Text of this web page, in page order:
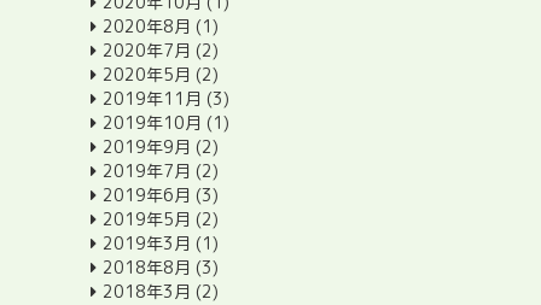
2020年8月 (1)
2020年7月 (2)
2020年5月 (2)
2019年11月 (3)
2019年10月 (1)
2019年9月 (2)
2019年7月 (2)
2019年6月 (3)
2019年5月 (2)
2019年3月 (1)
2018年8月 (3)
2018年3月 (2)